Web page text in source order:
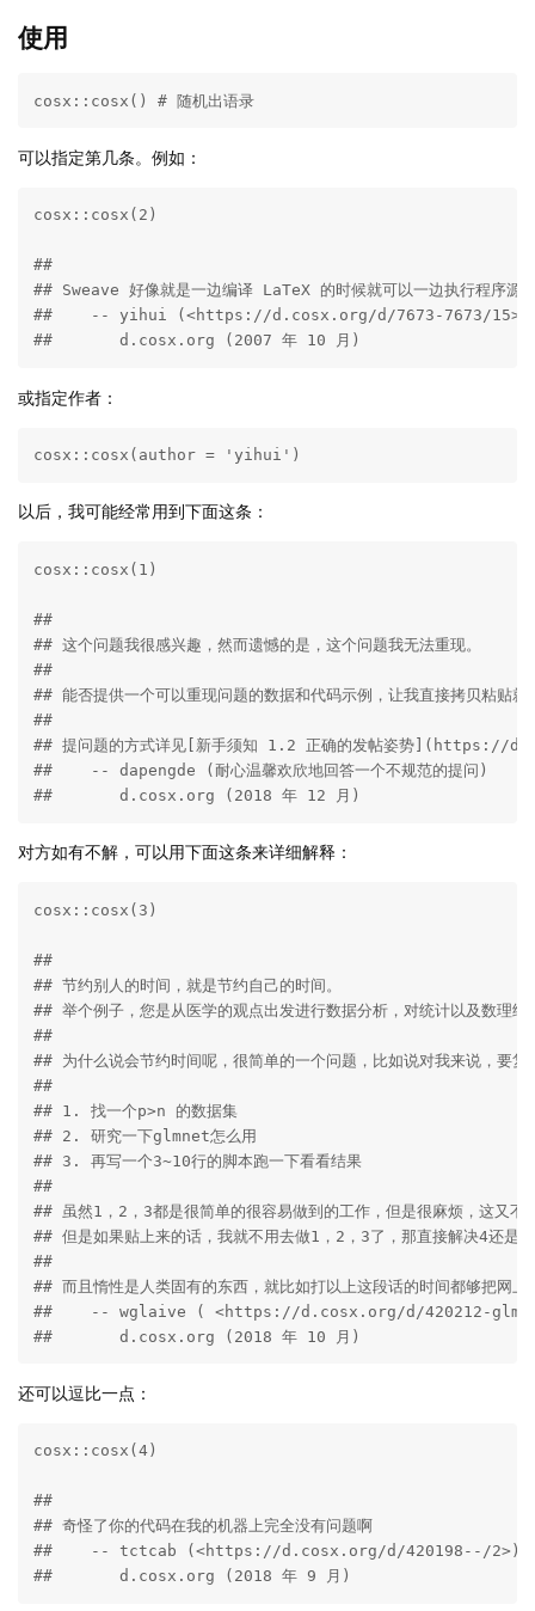
使用
cosx::cosx() # 随机出语录
可以指定第几条。例如：
cosx::cosx(2)
##
## Sweave 好像就是一边编译 LaTeX 的时候就可以一边执行程序源
##    -- yihui (<https://d.cosx.org/d/7673-7673/15>)
##       d.cosx.org (2007 年 10 月)
或指定作者：
cosx::cosx(author = 'yihui')
以后，我可能经常用到下面这条：
cosx::cosx(1)
##
## 这个问题我很感兴趣，然而遗憾的是，这个问题我无法重现。
##
## 能否提供一个可以重现问题的数据和代码示例，让我直接拷贝
##
## 提问题的方式详见[新手须知 1.2 正确的发帖姿势](https://
##    -- dapengde (耐心温馨欢欣地回答一个不规范的提问)
##       d.cosx.org (2018 年 12 月)
对方如有不解，可以用下面这条来详细解释：
cosx::cosx(3)
##
## 节约别人的时间，就是节约自己的时间。
## 举个例子，您是从医学的观点出发进行数据分析，对统计以及数理
##
## 为什么说会节约时间呢，很简单的一个问题，比如说对我来说，要复
##
## 1. 找一个p>n 的数据集
## 2. 研究一下glmnet怎么用
## 3. 再写一个3~10行的脚本跑一下看看结果
##
## 虽然1，2，3都是很简单的很容易做到的工作，但是很麻烦，这又不
## 但是如果贴上来的话，我就不用去做1，2，3了，那直接解决4还是
##
## 而且惰性是人类固有的东西，就比如打以上这段话的时间都够把网
##    -- wglaive ( <https://d.cosx.org/d/420212-
##       d.cosx.org (2018 年 10 月)
还可以逗比一点：
cosx::cosx(4)
##
## 奇怪了你的代码在我的机器上完全没有问题啊
##    -- tctcab (<https://d.cosx.org/d/420198--/2>)
##       d.cosx.org (2018 年 9 月)